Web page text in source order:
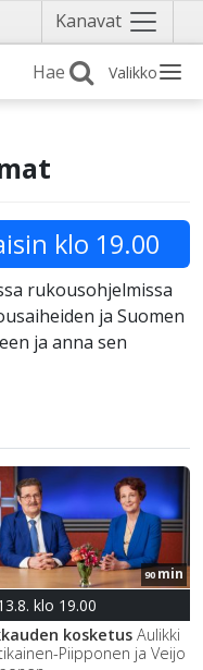
Kanavat Näytä
valikko
Valikko
klo 19.00
rukousohjelmissa
ja Suomen
ja anna sen
90 min
klo 19.00
kosketus Aulikki
Piipponen ja Veijo